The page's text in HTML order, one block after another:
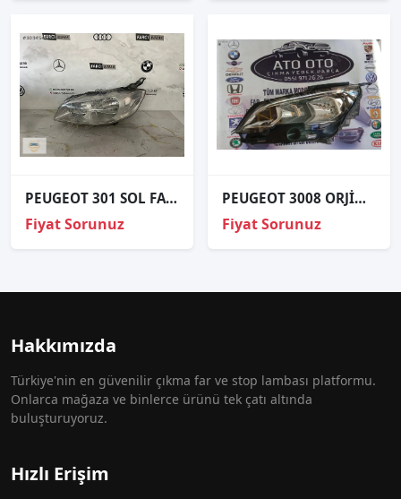
PEUGEOT 301 SOL FAR İTHAL
Fiyat Sorunuz
PEUGEOT 3008 ORJİNAL ÇIKMA SOL FAR
Fiyat Sorunuz
Hakkımızda
Türkiye'nin en güvenilir çıkma far ve stop lambası platformu.
Onlarca mağaza ve binlerce ürünü tek çatı altında
buluşturuyoruz.
Hızlı Erişim